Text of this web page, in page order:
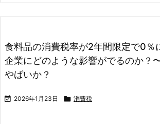
食料品の消費税率が2年間限定で0％
企業にどのような影響がでるのか？
やばいか？
 2026年1月23日  消費税